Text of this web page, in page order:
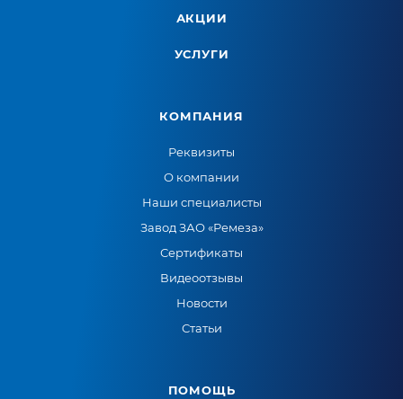
АКЦИИ
УСЛУГИ
КОМПАНИЯ
Реквизиты
О компании
Наши специалисты
Завод ЗАО «Ремеза»
Сертификаты
Видеоотзывы
Новости
Статьи
ПОМОЩЬ